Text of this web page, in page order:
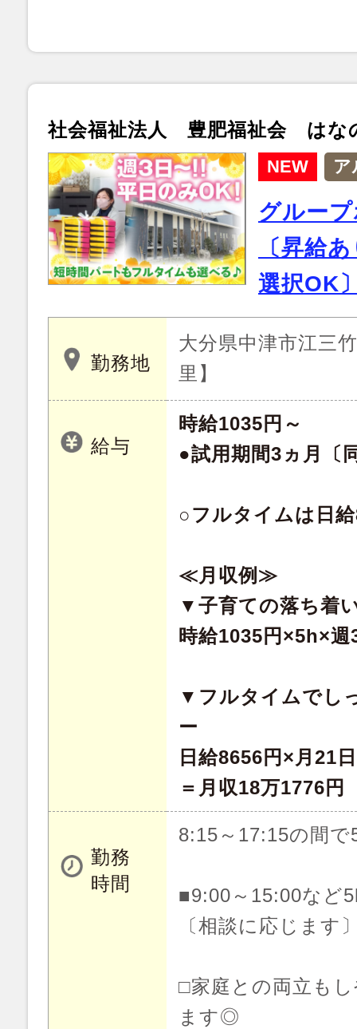
社会福祉法人 豊肥福祉会 はな
NEW ア
グルー
〔昇給
選択OK
勤務地
大分県中津市江三
里】
給与
時給1035円～
●試用期間3ヵ月〔
○フルタイムは日
≪月収例≫
▼子育ての落ち着
時給1035円×5h×
▼フルタイムでし
ー
日給8656円×月21日
＝月収18万1776円
勤務
時間
8:15～17:15の間で
■9:00～15:00など
〔相談に応じます
□家庭との両立も
ます◎